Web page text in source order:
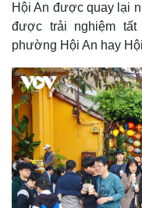
Hội An được quay lại
được trải nghiệm
phường Hội An hay